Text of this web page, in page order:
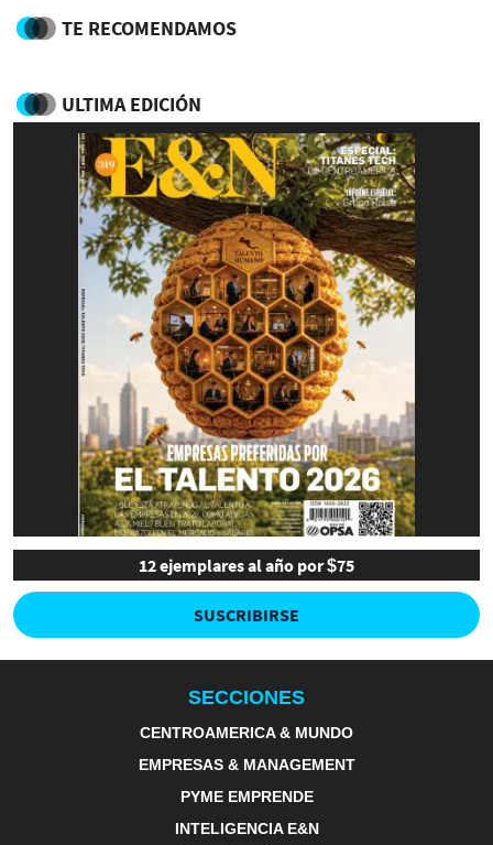
TE RECOMENDAMOS
ULTIMA EDICIÓN
12 ejemplares al año por $75
SUSCRIBIRSE
SECCIONES
CENTROAMERICA & MUNDO
EMPRESAS & MANAGEMENT
PYME EMPRENDE
INTELIGENCIA E&N